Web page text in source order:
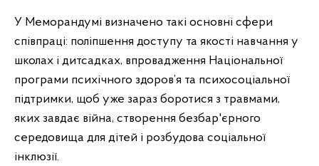
У Меморандумі визначено такі основні сфери
співпраці: поліпшення доступу та якості навчання у
школах і дитсадках, впровадження Національної
програми психічного здоров’я та психосоціальної
підтримки, щоб уже зараз боротися з травмами,
яких завдає війна, створення безбар'єрного
середовища для дітей і розбудова соціальної
інклюзії.